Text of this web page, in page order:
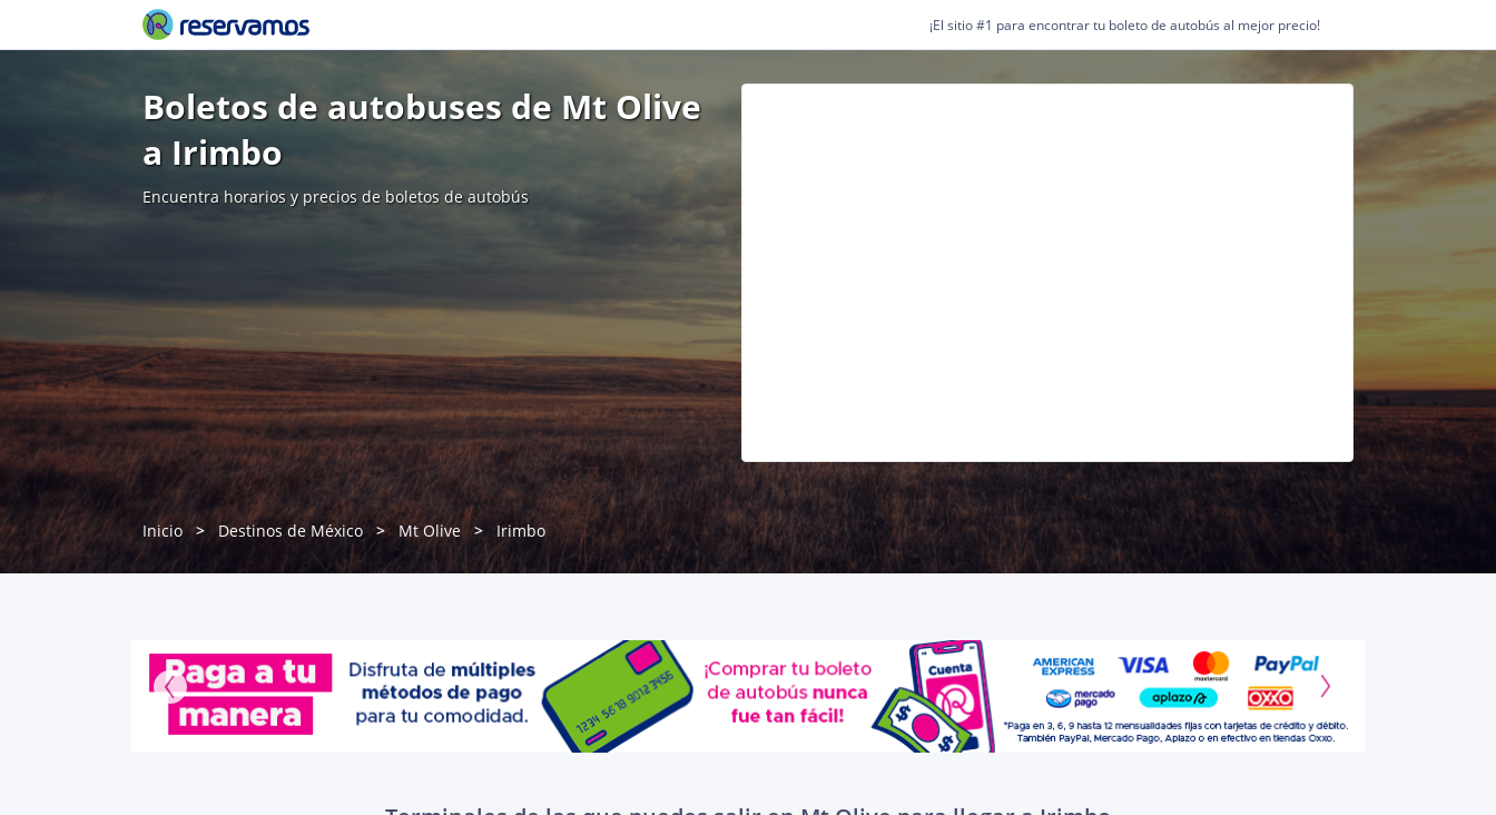
¡El sitio #1 para encontrar tu boleto de autobús al mejor precio!
Boletos de autobuses de Mt Olive
a Irimbo
Encuentra horarios y precios de boletos de autobús
Inicio Destinos de México Mt Olive Irimbo